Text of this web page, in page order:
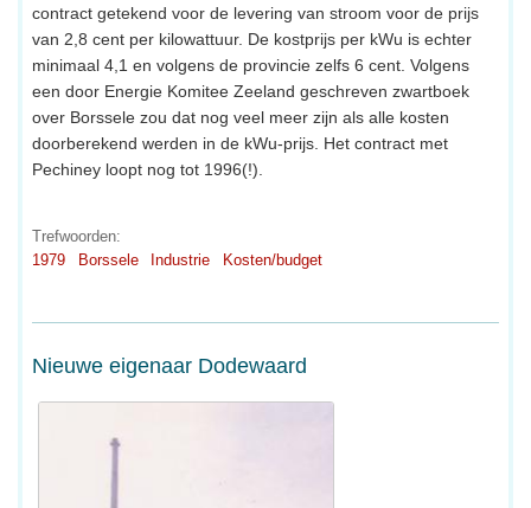
contract getekend voor de levering van stroom voor de prijs
van 2,8 cent per kilowattuur. De kostprijs per kWu is echter
minimaal 4,1 en volgens de provincie zelfs 6 cent. Volgens
een door Energie Komitee Zeeland geschreven zwartboek
over Borssele zou dat nog veel meer zijn als alle kosten
doorberekend werden in de kWu-prijs. Het contract met
Pechiney loopt nog tot 1996(!).
Trefwoorden:
1979
Borssele Industrie Kosten/budget
Nieuwe eigenaar Dodewaard